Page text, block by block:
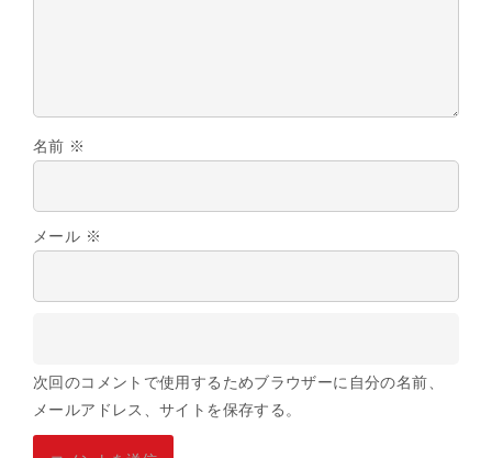
名前 ※
メール ※
次回のコメントで使用するためブラウザーに自分の名前、
メールアドレス、サイトを保存する。